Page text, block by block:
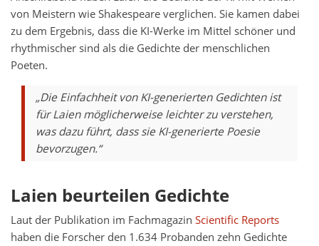
von Meistern wie Shakespeare verglichen. Sie kamen dabei
zu dem Ergebnis, dass die KI-Werke im Mittel schöner und
rhythmischer sind als die Gedichte der menschlichen
Poeten.
„Die Einfachheit von KI-generierten Gedichten ist
für Laien möglicherweise leichter zu verstehen,
was dazu führt, dass sie KI-generierte Poesie
bevorzugen.“
Laien beurteilen Gedichte
Laut der Publikation im Fachmagazin Scientific Reports
haben die Forscher den 1.634 Probanden zehn Gedichte